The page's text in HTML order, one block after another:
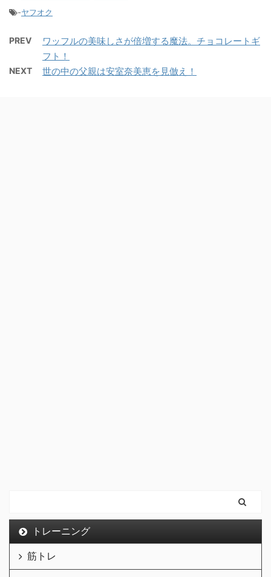
-ヤフオク
PREV
ワッフルの美味しさが倍増する魔法。チョコレートギ
フト！
NEXT 世の中の父親は安室奈美恵を見倣え！
トレーニング
筋トレ